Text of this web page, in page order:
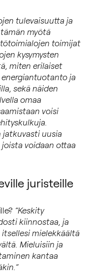
tulevaisuutta ja
myötä
toimijat
kysymysten
miten erilaiset
ja
sekä näiden
omaa
voisi
uusia
voidaan ottaa
juristeille
”Keskity
kiinnostaa, ja
mielekkäältä
Mieluisiin ja
kantaa